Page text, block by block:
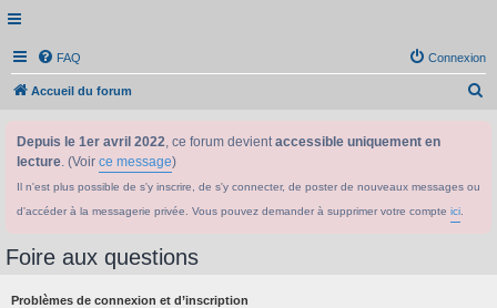
FAQ Connexion
Accueil du forum
Depuis le 1er avril 2022, ce forum devientaccessible uniquement en
lecture. (Voir ce message)
Il n'est plus possible de s'y inscrire, de s'y connecter, de poster de nouveaux messages ou
d'accéder à la messagerie privée. Vous pouvez demander à supprimer votre compte ici
Foire aux questions
Problèmes de connexion et d’inscription